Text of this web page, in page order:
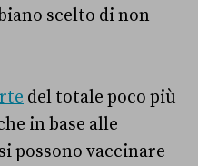
scelto di non
del totale poco più
in base alle
possono vaccinare